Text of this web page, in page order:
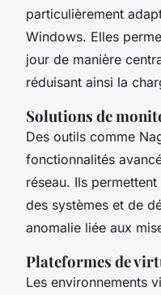
particulièrement
Windows. Elles
jour de manière
réduisant ainsi la
Solutions de
Des outils comme
fonctionnalités
réseau. Ils
des systèmes et de
anomalie liée aux
Plateformes de
Les environnements